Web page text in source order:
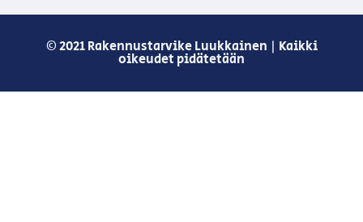
© 2021 Rakennustarvike Luukkainen | Kaikki
oikeudet pidätetään